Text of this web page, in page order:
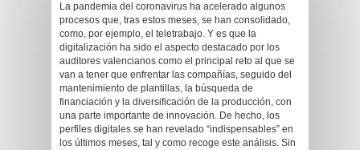
La pandemia del coronavirus ha acelerado algunos
procesos que, tras estos meses, se han consolidado,
como, por ejemplo, el teletrabajo. Y es que la
digitalización ha sido el aspecto destacado por los
auditores valencianos como el principal reto al que se
van a tener que enfrentar las compañías, seguido del
mantenimiento de plantillas, la búsqueda de
financiación y la diversificación de la producción, con
una parte importante de innovación. De hecho, los
perfiles digitales se han revelado “indispensables” en
los últimos meses, tal y como recoge este análisis. Sin